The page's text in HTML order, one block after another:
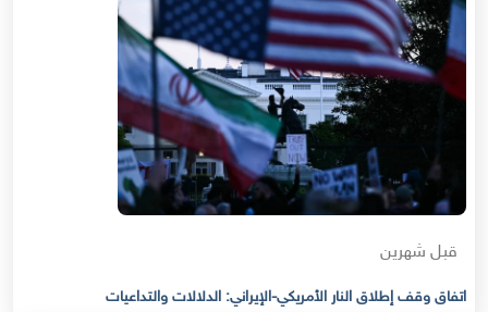
قبل شهرين
اتفاق وقف إطلاق النار الأمريكي-الإيراني: الدلالات والتداعيات